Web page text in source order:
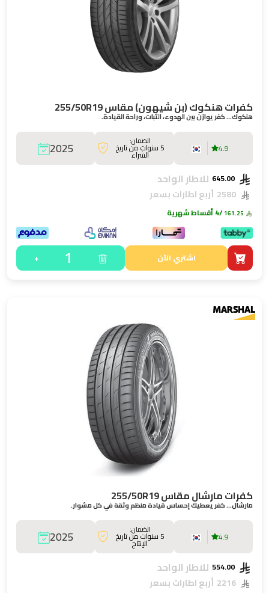
كفرات هنكوك (بن شيهون) مقاس 255/50R19
هنكوك… كفر يوازن بين الهدوء، الثبات، وراحة القيادة.
4.9
الضمان:
5 سنوات من تاريخ
الشراء 2025
للاطار الواحد
أربع اطارات بسعر
/4 أقساط شهرية
اشتري الآن 1
+
كفرات مارشال مقاس 255/50R19
مارشال… كفر يعطيك إحساس قيادة منظم وثقة في كل مشوار.
4.9
الضمان:
5 سنوات من تاريخ
الإنتاج 2025
للاطار الواحد
أربع اطارات بسعر